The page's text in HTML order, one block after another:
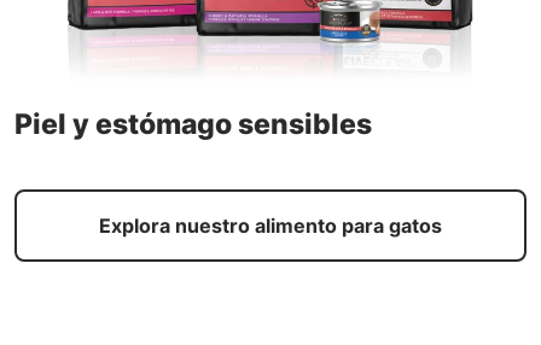
Piel y estómago sensibles
Explora nuestro alimento para gatos